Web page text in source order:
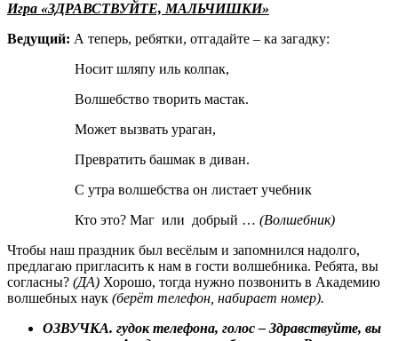
Игра «ЗДРАВСТВУЙТЕ, МАЛЬЧИШКИ»
Ведущий: А теперь, ребятки, отгадайте – ка загадку:
Носит шляпу иль колпак,
Волшебство творить мастак.
Может вызвать ураган,
Превратить башмак в диван.
С утра волшебства он листает учебник
Кто это? Маг или добрый … (Волшебник)
Чтобы наш праздник был весёлым и запомнился надолго,
предлагаю пригласить к нам в гости волшебника. Ребята, вы
согласны? (ДА) Хорошо, тогда нужно позвонить в Академию
волшебных наук (берёт телефон, набирает номер).
ОЗВУЧКА. гудок телефона, голос – Здравствуйте, вы